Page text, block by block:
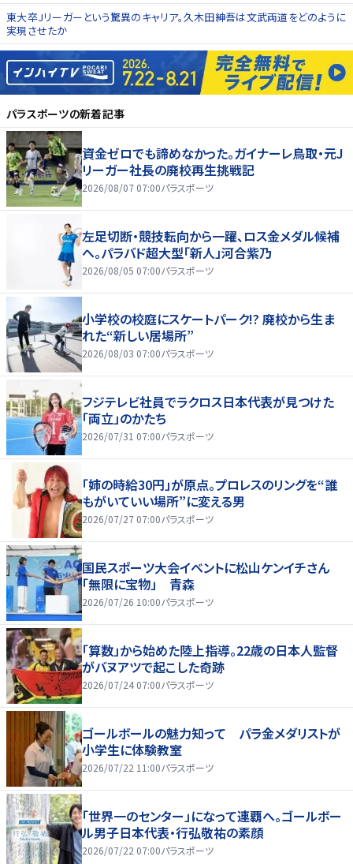
東大卒Jリーガーという驚異のキャリア。久木田紳吾は文武両道をどのように
実現させたか
パラスポーツの新着記事
資金ゼロでも諦めなかった。ガイナーレ鳥取・元J
リーガー社長の廃校再生挑戦記
2026/08/07 07:00パラスポーツ
左足切断・競技転向から一躍、ロス金メダル候補
へ。パラバド超大型「新人」河合紫乃
2026/08/05 07:00パラスポーツ
小学校の校庭にスケートパーク!? 廃校から生ま
れた“新しい居場所”
2026/08/03 07:00パラスポーツ
フジテレビ社員でラクロス日本代表が見つけた
「両立」のかたち
2026/07/31 07:00パラスポーツ
「姉の時給30円」が原点。プロレスのリングを“誰
もがいていい場所”に変える男
2026/07/27 07:00パラスポーツ
国民スポーツ大会イベントに松山ケンイチさん
「無限に宝物」 青森
2026/07/26 10:00パラスポーツ
「算数」から始めた陸上指導。22歳の日本人監督
がバヌアツで起こした奇跡
2026/07/24 07:00パラスポーツ
ゴールボールの魅力知って パラ金メダリストが
小学生に体験教室
2026/07/22 11:00パラスポーツ
「世界一のセンター」になって連覇へ。ゴールボー
ル男子日本代表・行弘敬祐の素顔
2026/07/22 07:00パラスポーツ